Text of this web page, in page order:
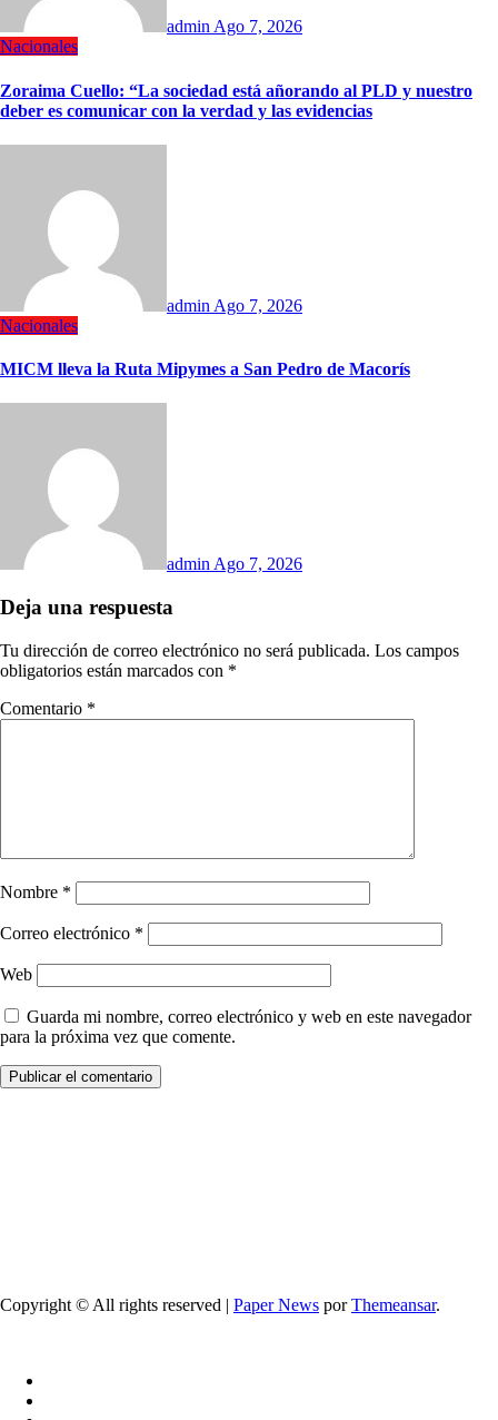
admin Ago 7, 2026
Nacionales
Zoraima Cuello: “La sociedad está añorando al PLD y nuestro
deber es comunicar con la verdad y las evidencias
admin Ago 7, 2026
Nacionales
MICM lleva la Ruta Mipymes a San Pedro de Macorís
admin Ago 7, 2026
Deja una respuesta
Tu dirección de correo electrónico no será publicada. Los campos
obligatorios están marcados con *
Comentario *
Nombre *
Correo electrónico *
Web
Guarda mi nombre, correo electrónico y web en este navegador
para la próxima vez que comente.
Copyright © All rights reserved | Paper News porThemeansar.